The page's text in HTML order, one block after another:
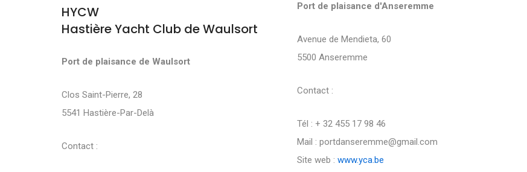
HYCW
Hastière Yacht Club de Waulsort
Port de plaisance de Waulsort
Clos Saint-Pierre, 28
5541 Hastière-Par-Delà
Contact :
Port de plaisance d'Anseremme
Avenue de Mendieta, 60
5500 Anseremme
Contact :
Tél : + 32 455 17 98 46
Mail : portdanseremme@gmail.com
Site web : www.yca.be